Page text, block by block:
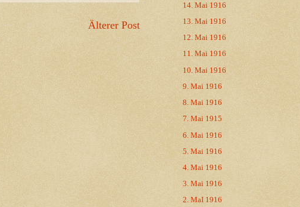
Älterer Post
14. Mai 1916
13. Mai 1916
12. Mai 1916
11. Mai 1916
10. Mai 1916
9. Mai 1916
8. Mai 1916
7. Mai 1915
6. Mai 1916
5. Mai 1916
4. Mai 1916
3. Mai 1916
2. MaI 1916